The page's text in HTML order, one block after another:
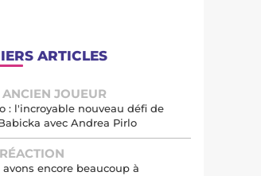
ARTICLES
ANCIEN JOUEUR
: l'incroyable nouveau défi de
avec Andrea Pirlo
RÉACTION
avons encore beaucoup à